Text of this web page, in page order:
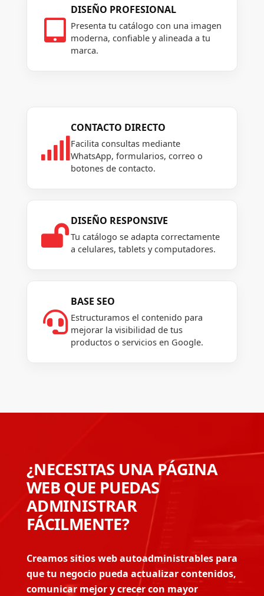

DISEÑO PROFESIONAL
Presenta tu catálogo con una imagen
moderna, confiable y alineada a tu
marca.

CONTACTO DIRECTO
Facilita consultas mediante
WhatsApp, formularios, correo o
botones de contacto.

DISEÑO RESPONSIVE
Tu catálogo se adapta correctamente
a celulares, tablets y computadores.

BASE SEO
Estructuramos el contenido para
mejorar la visibilidad de tus
productos o servicios en Google.
¿NECESITAS UNA PÁGINA
WEB QUE PUEDAS
ADMINISTRAR
FÁCILMENTE?
Creamos sitios web autoadministrables para
que tu negocio pueda actualizar contenidos,
comunicar mejor y crecer con mayor